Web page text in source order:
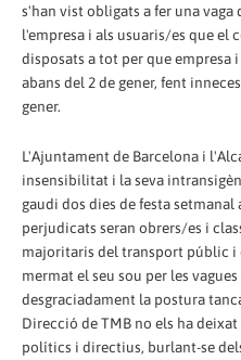
s'han vist obligats a fer una vaga
l'empresa i als usuaris/es que el
disposats a tot per que
abans del 2 de gener, fent
gener.
L'Ajuntament de Barcelona i
insensibilitat i la seva
gaudi dos dies de festa
perjudicats seran obrers/es i
majoritaris del transport públic i
mermat el seu sou per les
desgraciadament la postura
Direcció de TMB no els ha
polítics i directius, burlant-se